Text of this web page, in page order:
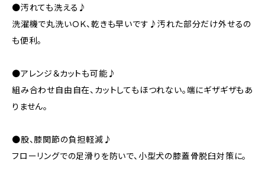
●汚れても洗える♪
洗濯機で丸洗いＯＫ、乾きも早いです♪汚れた部分だけ外せるの
も便利。
●アレンジ＆カットも可能♪
組み合わせ自由自在、カットしてもほつれない。端にギザギザもあ
りません。
●股、膝関節の負担軽減♪
フローリングでの足滑りを防いで、小型犬の膝蓋骨脱臼対策に。